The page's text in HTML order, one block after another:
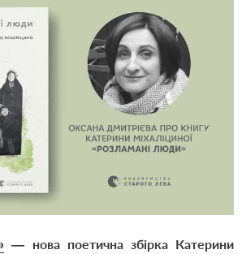
— нова поетична збірка Катерини